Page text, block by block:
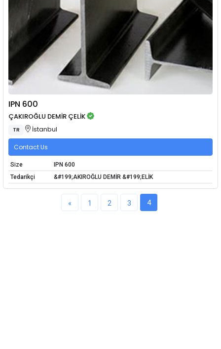
IPN 600
ÇAKIROĞLU DEMİR ÇELİK
TR İstanbul
Contact Us
Size
IPN 600
Tedarikçi
&#199;AKIROĞLU DEMİR &#199;ELİK
« 1 2 3 4